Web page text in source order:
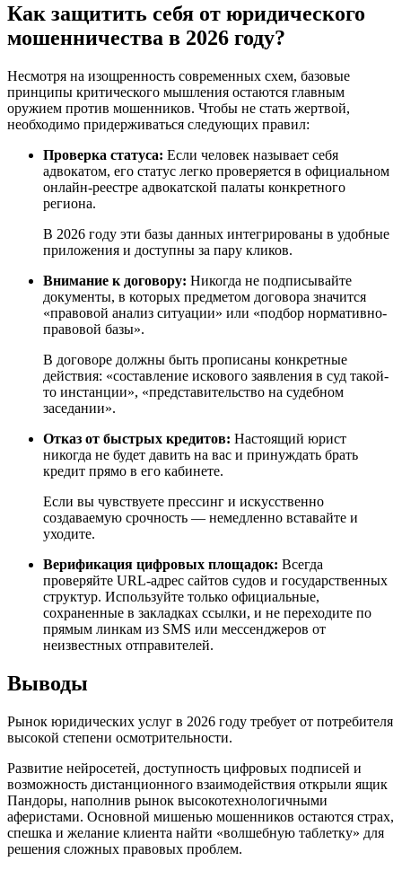
Как защитить себя от юридического
мошенничества в 2026 году?
Несмотря на изощренность современных схем, базовые
принципы критического мышления остаются главным
оружием против мошенников. Чтобы не стать жертвой,
необходимо придерживаться следующих правил:
Проверка статуса: Если человек называет себя
адвокатом, его статус легко проверяется в официальном
онлайн-реестре адвокатской палаты конкретного
региона.
В 2026 году эти базы данных интегрированы в удобные
приложения и доступны за пару кликов.
Внимание к договору: Никогда не подписывайте
документы, в которых предметом договора значится
«правовой анализ ситуации» или «подбор нормативно-
правовой базы».
В договоре должны быть прописаны конкретные
действия: «составление искового заявления в суд такой-
то инстанции», «представительство на судебном
заседании».
Отказ от быстрых кредитов: Настоящий юрист
никогда не будет давить на вас и принуждать брать
кредит прямо в его кабинете.
Если вы чувствуете прессинг и искусственно
создаваемую срочность — немедленно вставайте и
уходите.
Верификация цифровых площадок: Всегда
проверяйте URL-адрес сайтов судов и государственных
структур. Используйте только официальные,
сохраненные в закладках ссылки, и не переходите по
прямым линкам из SMS или мессенджеров от
неизвестных отправителей.
Выводы
Рынок юридических услуг в 2026 году требует от потребителя
высокой степени осмотрительности.
Развитие нейросетей, доступность цифровых подписей и
возможность дистанционного взаимодействия открыли ящик
Пандоры, наполнив рынок высокотехнологичными
аферистами. Основной мишенью мошенников остаются страх,
спешка и желание клиента найти «волшебную таблетку» для
решения сложных правовых проблем.